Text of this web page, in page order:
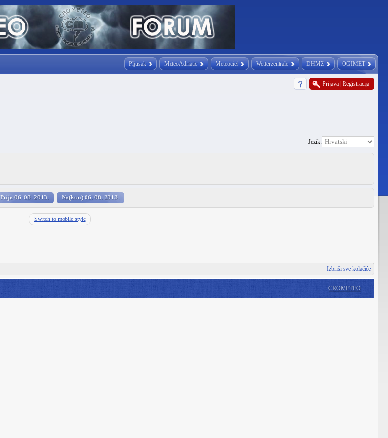
Pljusak MeteoAdriatic Meteociel Wetterzentrale DHMZ OGIMET
Prijava Registracija
Jezik:
Prije 06. 08. 2013. Na(kon) 06. 08. 2013.
Switch to mobile style
Izbriši sve kolačiće
CROMETEO